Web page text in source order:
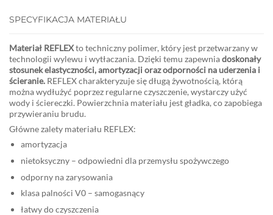
SPECYFIKACJA MATERIAŁU
Materiał REFLEXto techniczny polimer, który jest przetwarzany w
technologii wylewu i wytłaczania. Dzięki temu zapewniadoskonały
stosunek elastyczności, amortyzacji oraz odporności na uderzenia i
ścieranie. REFLEX charakteryzuje się długą żywotnością, którą
można wydłużyć poprzez regularne czyszczenie, wystarczy użyć
wody i ściereczki. Powierzchnia materiału jest gładka, co zapobiega
przywieraniu brudu.
Główne zalety materiału REFLEX:
amortyzacja
nietoksyczny – odpowiedni dla przemysłu spożywczego
odporny na zarysowania
klasa palności V0 – samogasnący
łatwy do czyszczenia